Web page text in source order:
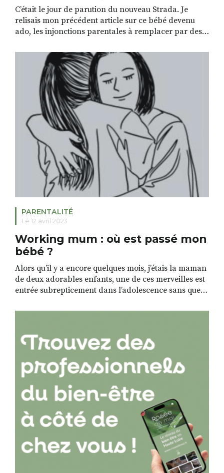
C’était le jour de parution du nouveau Strada. Je
relisais mon précédent article sur ce bébé devenu
ado, les injonctions parentales à remplacer par des
je me suis mise à rire jaune. Alors que ma besace est
remplie d’outils de coaching, de gestion
émotionnelle, […]
PARENTALITÉ
Le 12 avril 2023
Working mum : où est passé mon
bébé ?
Alors qu’il y a encore quelques mois, j’étais la maman
de deux adorables enfants, une de ces merveilles est
entrée subrepticement dans l’adolescence sans que je
en chignon perché, la chambre de princesse s’est
me ringardiser à ses […]